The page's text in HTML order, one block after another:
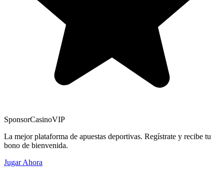
SponsorCasinoVIP
La mejor plataforma de apuestas deportivas. Regístrate y recibe tu
bono de bienvenida.
Jugar Ahora